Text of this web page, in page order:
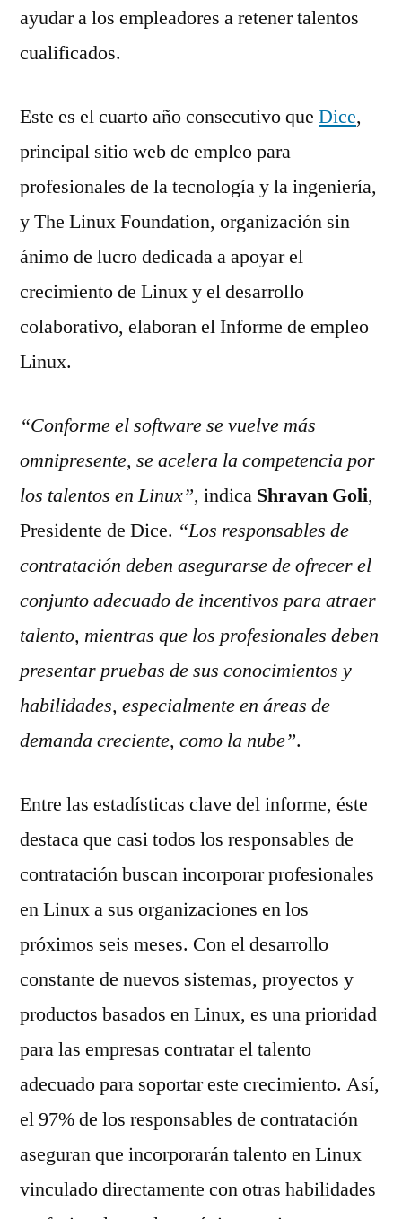
ayudar a los empleadores a retener talentos
cualificados.
Este es el cuarto año consecutivo que Dice,
principal sitio web de empleo para
profesionales de la tecnología y la ingeniería,
y The Linux Foundation, organización sin
ánimo de lucro dedicada a apoyar el
crecimiento de Linux y el desarrollo
colaborativo, elaboran el Informe de empleo
Linux.
“Conforme el software se vuelve más
omnipresente, se acelera la competencia por
los talentos en Linux”, indica Shravan Goli,
Presidente de Dice. “Los responsables de
contratación deben asegurarse de ofrecer el
conjunto adecuado de incentivos para atraer
talento, mientras que los profesionales deben
presentar pruebas de sus conocimientos y
habilidades, especialmente en áreas de
demanda creciente, como la nube”.
Entre las estadísticas clave del informe, éste
destaca que casi todos los responsables de
contratación buscan incorporar profesionales
en Linux a sus organizaciones en los
próximos seis meses. Con el desarrollo
constante de nuevos sistemas, proyectos y
productos basados en Linux, es una prioridad
para las empresas contratar el talento
adecuado para soportar este crecimiento. Así,
el 97% de los responsables de contratación
aseguran que incorporarán talento en Linux
vinculado directamente con otras habilidades